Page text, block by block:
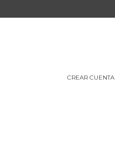
CREAR CUENTA